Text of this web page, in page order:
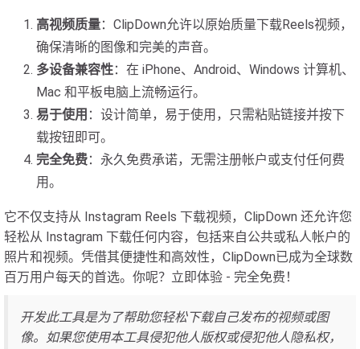
高视频质量：ClipDown允许以原始质量下载Reels视频，
确保清晰的图像和完美的声音。
多设备兼容性：在 iPhone、Android、Windows 计算机、
Mac 和平板电脑上流畅运行。
易于使用 ：设计简单，易于使用，只需粘贴链接并按下
载按钮即可。
完全免费：永久免费承诺，无需注册帐户或支付任何费
用。
它不仅支持从 Instagram Reels 下载视频，ClipDown 还允许您
轻松从 Instagram 下载任何内容，包括来自公共或私人帐户的
照片和视频。凭借其便捷性和高效性，ClipDown已成为全球数
百万用户每天的首选。你呢？立即体验 - 完全免费！
开发此工具是为了帮助您轻松下载自己发布的视频或图
像。如果您使用本工具侵犯他人版权或侵犯他人隐私权，